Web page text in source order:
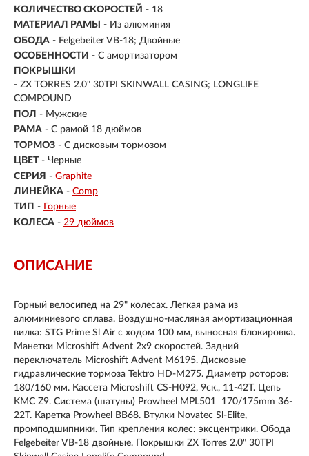
КОЛИЧЕСТВО СКОРОСТЕЙ - 18
МАТЕРИАЛ РАМЫ
- Из алюминия
ОБОДА - Felgebeiter VB-18; Двойные
ОСОБЕННОСТИ - С амортизатором
ПОКРЫШКИ
- ZX TORRES 2.0" 30TPI SKINWALL CASING; LONGLIFE
COMPOUND
ПОЛ - Мужские
РАМА - С рамой 18 дюймов
ТОРМОЗ - С дисковым тормозом
ЦВЕТ - Черные
СЕРИЯ - Graphite
ЛИНЕЙКА - Comp
ТИП - Горные
КОЛЕСА - 29 дюймов
ОПИСАНИЕ
Горный велосипед на 29" колесах. Легкая рама из
алюминиевого сплава. Воздушно-масляная амортизационная
вилка: STG Prime Sl Air с ходом 100 мм, выносная блокировка.
Манетки Microshift Advent 2x9 скоростей. Задний
переключатель Microshift Advent M6195. Дисковые
гидравлические тормоза Tektro HD-M275. Диаметр роторов:
180/160 мм. Кассета Microshift CS-H092, 9ск., 11-42T. Цепь
KMC Z9. Система (шатуны) Prowheel MPL501 170/175mm 36-
22T. Каретка Prowheel BB68. Втулки Novatec Sl-Elite,
промподшипники. Тип крепления колес: эксцентрики. Обода
Felgebeiter VB-18 двойные. Покрышки ZX Torres 2.0" 30TPI